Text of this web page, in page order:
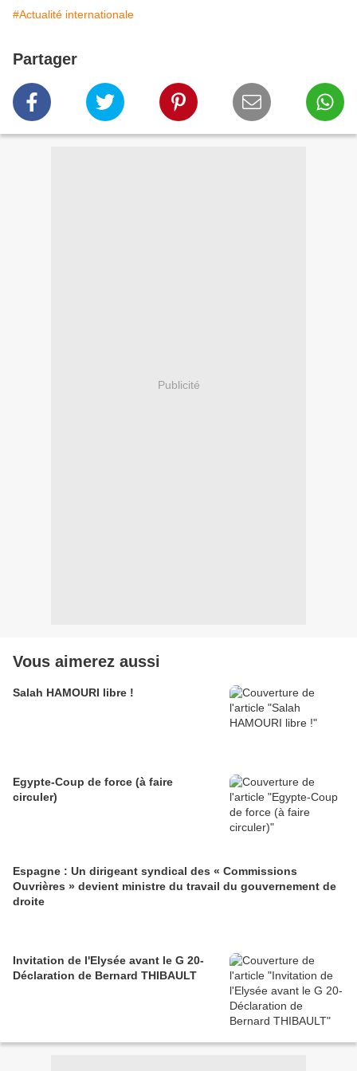
#Actualité internationale
Partager
Publicité
Vous aimerez aussi
Salah HAMOURI libre !
Egypte-Coup de force (à faire
circuler)
Espagne : Un dirigeant syndical des « Commissions
Ouvrières » devient ministre du travail du gouvernement de
droite
Invitation de l'Elysée avant le G 20-
Déclaration de Bernard THIBAULT